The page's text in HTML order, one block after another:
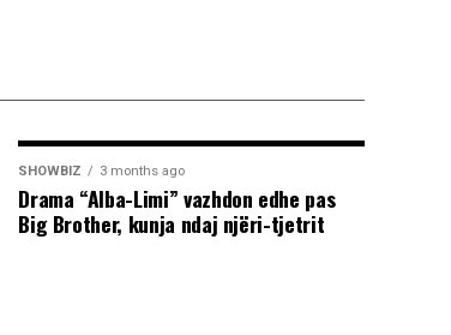
SHOWBIZ 3 months ago
Drama “Alba-Limi” vazhdon edhe pas
Big Brother, kunja ndaj njëri-tjetrit